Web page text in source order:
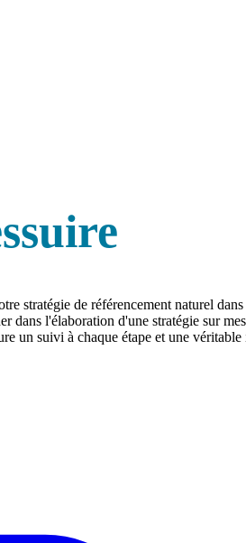
stratégie de référencement naturel
dans l'élaboration d'une stratégie sur
un suivi à chaque étape et une